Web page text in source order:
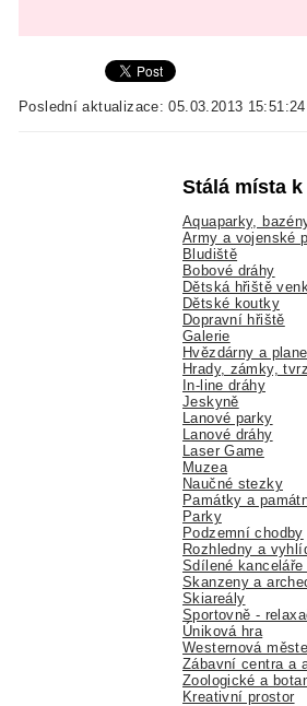
Poslední aktualizace: 05.03.2013 15:51:24
Stálá místa
Aquaparky,
Army a vojenské
Bludiště
Bobové dráhy
Dětská hřiště
Dětské koutky
Dopravní hřiště
Galerie
Hvězdárny a
Hrady, zámky,
In-line dráhy
Jeskyně
Lanové parky
Lanové dráhy
Laser Game
Muzea
Naučné stezky
Památky a
Parky
Podzemní chodby
Rozhledny a
Sdílené
Skanzeny a
Skiareály
Sportovně -
Úniková hra
Westernová
Zábavní centra a
Zoologické a
Kreativní prostor